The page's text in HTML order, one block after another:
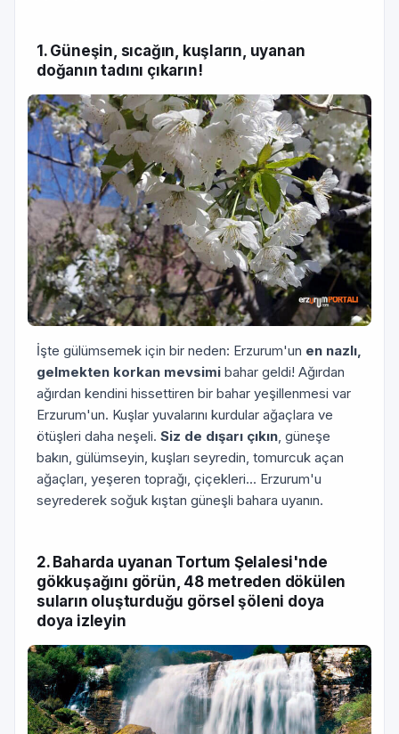
1. Güneşin, sıcağın, kuşların, uyanan
doğanın tadını çıkarın!
İşte gülümsemek için bir neden: Erzurum'un en nazlı,
gelmekten korkan mevsimi bahar geldi! Ağırdan
ağırdan kendini hissettiren bir bahar yeşillenmesi var
Erzurum'un. Kuşlar yuvalarını kurdular ağaçlara ve
ötüşleri daha neşeli. Siz de dışarı çıkın, güneşe
bakın, gülümseyin, kuşları seyredin, tomurcuk açan
ağaçları, yeşeren toprağı, çiçekleri... Erzurum'u
seyrederek soğuk kıştan güneşli bahara uyanın.
2. Baharda uyanan Tortum Şelalesi'nde
gökkuşağını görün, 48 metreden dökülen
suların oluşturduğu görsel şöleni doya
doya izleyin